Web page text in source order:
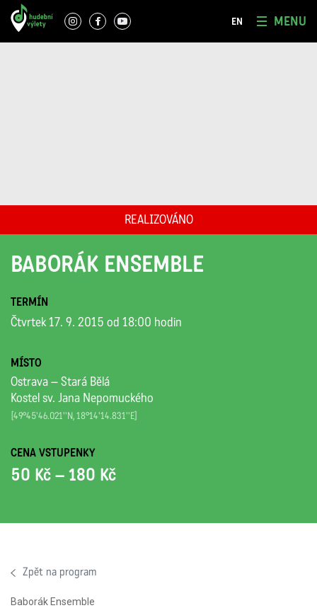
EN MENU
REALIZOVÁNO
BABORÁK ENSEMBLE
TERMÍN
Čtvrtek 17. 9. 2015 od 18:00 hodin
MÍSTO
Ostrava – Stará Bělá
Kostel sv. Jana Nepomuckého
[49°45'46.021''N, 18°14'14.831''E]
CENA VSTUPENKY
50 Kč – 180 Kč
Zpět na program
Baborák Ensemble